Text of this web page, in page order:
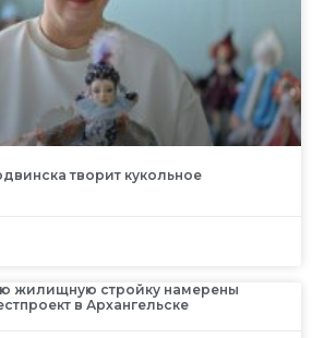
творит кукольное
жилищную стройку намерены
в Архангельске